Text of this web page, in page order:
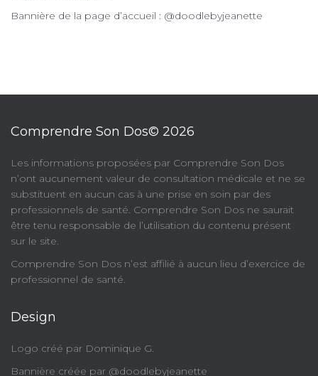
Bannière de la page d’accueil : @doodlebyjeanette
Comprendre Son Dos© 2026
​Les informations proposées par Comprendre Son Dos
n’ont aucunement valeur de consultation médicale et ne se
substituent en aucun cas à une prise en soin par des
professionnels de santé. Comprendre Son Dos ne saurait
être tenu responsable de l’utilisation du contenu présent
sur le site.
Comprendre Son Dos n’est affilié à aucun lieu d’exercice de
professionnel de santé.
Design
Logo créé par Dominique G.
Bannière créée par @doodlebyjeanette